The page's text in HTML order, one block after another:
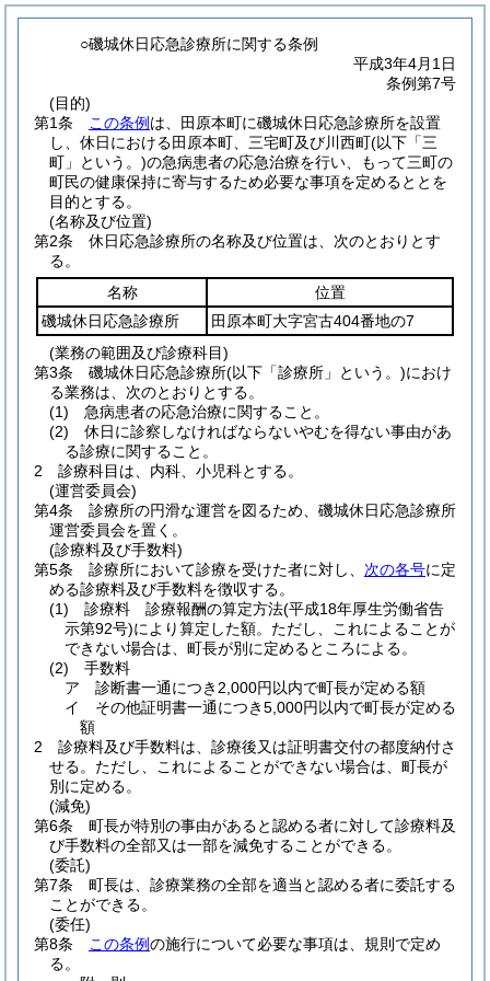
○磯城休日応急診療所に関する条例
平成3年4月1日
条例第7号
(目的)
第1条
この条例 は、田原本町に磯城休日応急診療所を設置
し、休日における田原本町、三宅町及び川西町(以下「三
町」という。)の急病患者の応急治療を行い、もって三町の
町民の健康保持に寄与するため必要な事項を定めるととを
目的とする。
(名称及び位置)
第2条
休日応急診療所の名称及び位置は、次のとおりとす
る。
名称
位置
磯城休日応急診療所
田原本町大字宮古404番地の7
(業務の範囲及び診療科目)
第3条
磯城休日応急診療所(以下「診療所」という。)におけ
る業務は、次のとおりとする。
(1)
急病患者の応急治療に関すること。
(2)
休日に診察しなければならないやむを得ない事由があ
る診療に関すること。
2
診療科目は、内科、小児科とする。
(運営委員会)
第4条
診療所の円滑な運営を図るため、磯城休日応急診療所
運営委員会を置く。
(診療料及び手数料)
第5条
診療所において診療を受けた者に対し、 次の各号に定
める診療料及び手数料を徴収する。
(1)
診療料 診療報酬の算定方法(平成18年厚生労働省告
示第92号)により算定した額。 ただし、これによることが
できない場合は、町長が別に定めるところによる。
(2)
手数料
ア
診断書一通につき2,000円以内で町長が定める額
イ
その他証明書一通につき5,000円以内で町長が定める
額
2
診療料及び手数料は、診療後又は証明書交付の都度納付さ
せる。 ただし、これによることができない場合は、町長が
別に定める。
(減免)
第6条
町長が特別の事由があると認める者に対して診療料及
び手数料の全部又は一部を減免することができる。
(委託)
第7条
町長は、診療業務の全部を適当と認める者に委託する
ことができる。
(委任)
第8条
この条例の施行について必要な事項は、規則で定め
る。